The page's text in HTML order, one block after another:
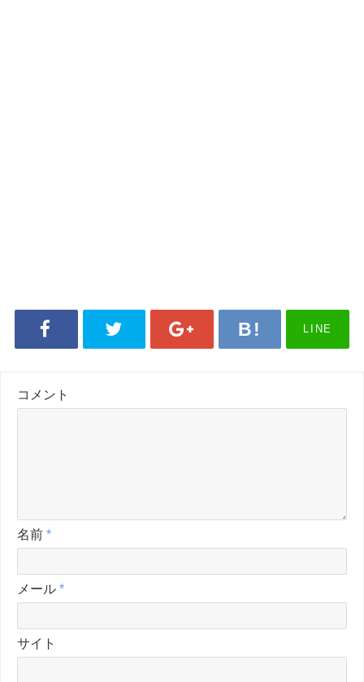
LINE
コメント
名前 *
メール *
サイト